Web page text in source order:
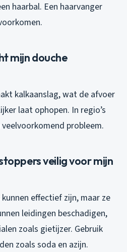
haarbal. Een haarvanger
mijn douche
kalkaanslag, wat de afvoer
laat ophopen. In regio’s
probleem.
veilig voor mijn
effectief zijn, maar ze
leidingen beschadigen,
zoals gietijzer. Gebruik
zoals soda en azijn.